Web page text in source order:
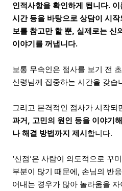
인적사항을 확인하게 됩니다.
시간 등을 바탕으로 상담이 시
보를 참고만 할 뿐, 실제로는 신
이야기를 꺼냅니다.
보통 무속인은 점사를 보기 전
신령님께 집중하는 시간을 갖습
그리고 본격적인 점사가 시작되
과거, 고민의 원인 등을 이야기
나 해결 방법까지 제시합니다.
‘신점’은 사람이 의도적으로 꾸
부분이 많기 때문에, 손님의 반
어내는 경우가 많아 놀라움을